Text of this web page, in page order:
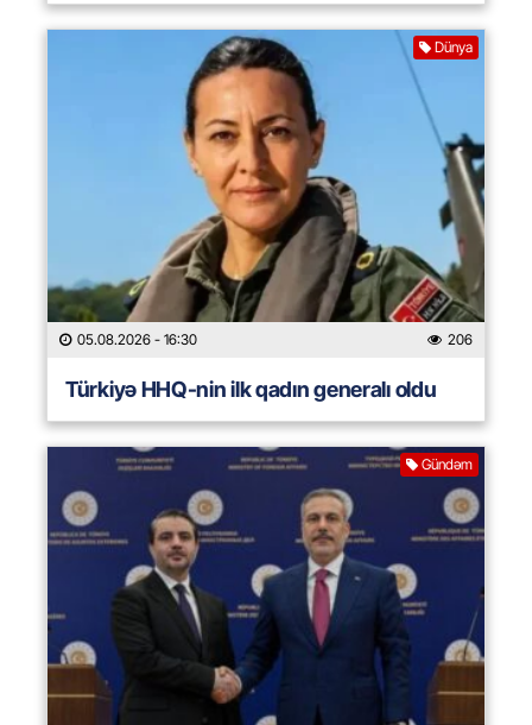
Dünya
05.08.2026 - 16:30 206
Türkiyə HHQ-nin ilk qadın generalı oldu
Gündəm